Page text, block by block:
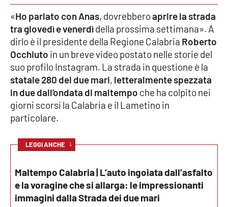
Editoriali
VIDEO
Ambiente
Cronaca
Cultura
Economia e Lavoro
Politica
«Ho parlato con Anas, dovrebberoaprire la strada
tra giovedì e venerdìdella prossima settimana». A
dirlo è il presidente della Regione Calabria Roberto
Occhiuto in un breve video postato nelle storie del
suo profilo Instagram. La strada in questione è la
statale 280 dei due mari, letteralmente spezzata
in due dall’ondata di maltempo che ha colpito nei
giorni scorsi la Calabria e il Lametino in
particolare.
LEGGI ANCHE ↓
Maltempo Calabria | L’auto ingoiata dall’asfalto
e la voragine che si allarga: le impressionanti
immagini dalla Strada dei due mari